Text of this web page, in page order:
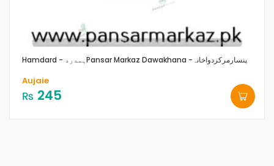
Hamdard - ہمدرد Pansar Markaz Dawakhana -پنسارمرکزدواخانہ
Aujaie
₨ 245